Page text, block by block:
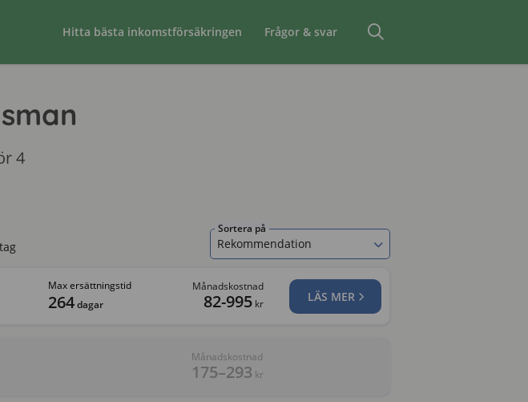
Hitta bästa inkomstförsäkringen Frågor & svar
4
Sortera på
Rekommendation
Max ersättningstid
264dagar
Månadskostnad
82-995 kr LÄS MER
Månadskostnad
175–293 kr